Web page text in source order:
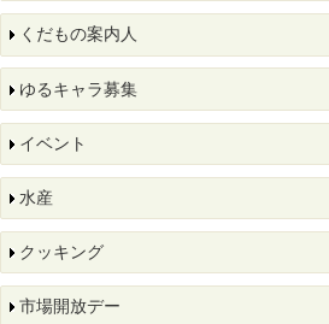
くだもの案内人
ゆるキャラ募集
イベント
水産
クッキング
市場開放デー